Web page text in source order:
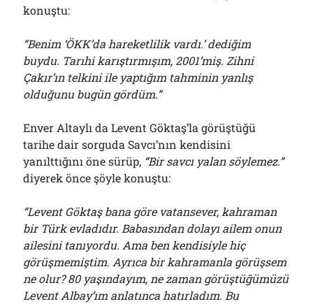
konuştu:
“Benim ‘ÖKK’da hareketlilik vardı.’ dediğim
buydu. Tarıhi karıştırmışım, 2001’miş. Zihni
Çakır’ın telkini ile yaptığım tahminin yanlış
olduğunu bugün gördüm.”
Enver Altaylı da Levent Göktaş’la görüştüğü
tarihe dair sorguda Savcı’nın kendisini
yanılttığını öne sürüp, “Bir savcı yalan söylemez.”
diyerek önce şöyle konuştu:
“Levent Göktaş bana göre vatansever, kahraman
bir Türk evladıdır. Babasından dolayı ailem onun
ailesini tanıyordu. Ama ben kendisiyle hiç
görüşmemiştim. Ayrıca bir kahramanla görüşsem
ne olur? 80 yaşındayım, ne zaman görüştüğümüzü
Levent Albay’ım anlatınca hatırladım. Bu